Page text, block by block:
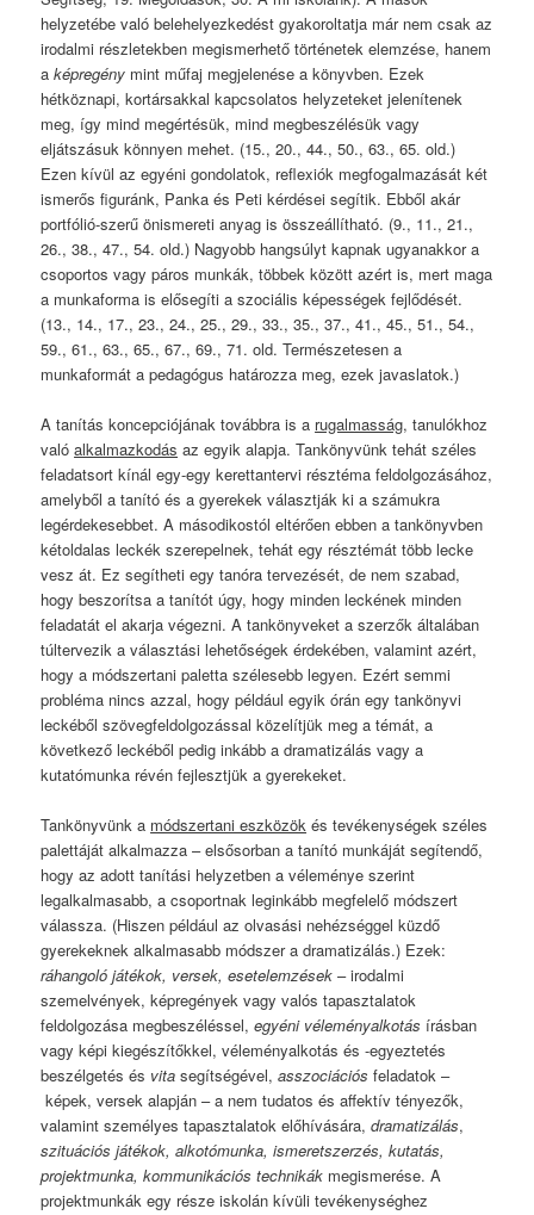
helyzetébe való belehelyezkedést gyakoroltatja már nem csak az
irodalmi részletekben megismerhető történetek elemzése, hanem
aképregény mint műfaj megjelenése a könyvben. Ezek
hétköznapi, kortársakkal kapcsolatos helyzeteket jelenítenek
meg, így mind megértésük, mind megbeszélésük vagy
eljátszásuk könnyen mehet. (15., 20., 44., 50., 63., 65. old.)
Ezen kívül az egyéni gondolatok, reflexiók megfogalmazását két
ismerős figuránk, Panka és Peti kérdései segítik. Ebből akár
portfólió-szerű önismereti anyag is összeállítható. (9., 11., 21.,
26., 38., 47., 54. old.) Nagyobb hangsúlyt kapnak ugyanakkor a
csoportos vagy páros munkák, többek között azért is, mert maga
a munkaforma is elősegíti a szociális képességek fejlődését.
(13., 14., 17., 23., 24., 25., 29., 33., 35., 37., 41., 45., 51., 54.,
59., 61., 63., 65., 67., 69., 71. old. Természetesen a
munkaformát a pedagógus határozza meg, ezek javaslatok.)
A tanítás koncepciójának továbbra is a rugalmasság, tanulókhoz
valóalkalmazkodás az egyik alapja. Tankönyvünk tehát széles
feladatsort kínál egy-egy kerettantervi résztéma feldolgozásához,
amelyből a tanító és a gyerekek választják ki a számukra
legérdekesebbet. A másodikostól eltérően ebben a tankönyvben
kétoldalas leckék szerepelnek, tehát egy résztémát több lecke
vesz át. Ez segítheti egy tanóra tervezését, de nem szabad,
hogy beszorítsa a tanítót úgy, hogy minden leckének minden
feladatát el akarja végezni. A tankönyveket a szerzők általában
túltervezik a választási lehetőségek érdekében, valamint azért,
hogy a módszertani paletta szélesebb legyen. Ezért semmi
probléma nincs azzal, hogy például egyik órán egy tankönyvi
leckéből szövegfeldolgozással közelítjük meg a témát, a
következő leckéből pedig inkább a dramatizálás vagy a
kutatómunka révén fejlesztjük a gyerekeket.
Tankönyvünk a módszertani eszközök és tevékenységek széles
palettáját alkalmazza – elsősorban a tanító munkáját segítendő,
hogy az adott tanítási helyzetben a véleménye szerint
legalkalmasabb, a csoportnak leginkább megfelelő módszert
válassza. (Hiszen például az olvasási nehézséggel küzdő
gyerekeknek alkalmasabb módszer a dramatizálás.) Ezek:
ráhangoló játékok, versek, esetelemzések – irodalmi
szemelvények, képregények vagy valós tapasztalatok
feldolgozása megbeszéléssel,egyéni véleményalkotás írásban
vagy képi kiegészítőkkel, véleményalkotás és -egyeztetés
beszélgetés és vita segítségével,asszociációs feladatok –
képek, versek alapján – a nem tudatos és affektív tényezők,
valamint személyes tapasztalatok előhívására,dramatizálás,
szituációs játékok, alkotómunka, ismeretszerzés, kutatás,
projektmunka, kommunikációs technikák megismerése. A
projektmunkák egy része iskolán kívüli tevékenységhez